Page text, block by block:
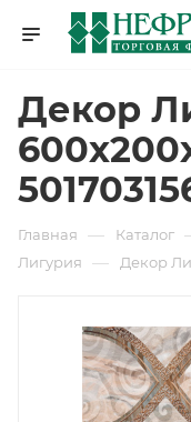
Декор
Главная — Каталог
Лигурия — Декор